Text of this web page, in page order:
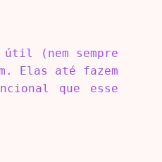
(nem sempre
Elas até fazem
que esse